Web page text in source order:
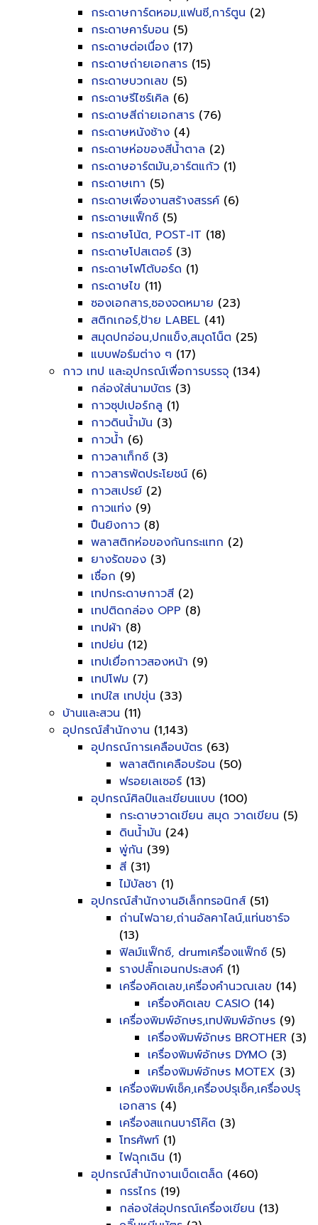
กระดาษการ์ดหอม,แฟนซี,การ์ตูน (2)
กระดาษคาร์บอน (5)
กระดาษต่อเนื่อง (17)
กระดาษถ่ายเอกสาร (15)
กระดาษบวกเลข (5)
กระดาษรีไซร์เคิล (6)
กระดาษสีถ่ายเอกสาร (76)
กระดาษหนังช้าง (4)
กระดาษห่อของสีน้ำตาล (2)
กระดาษอาร์ตมัน,อาร์ตแก้ว (1)
กระดาษเทา (5)
กระดาษเพื่องานสร้างสรรค์ (6)
กระดาษแฟ็กซ์ (5)
กระดาษโน้ต, POST-IT (18)
กระดาษโปสเตอร์ (3)
กระดาษโฟโต้บอร์ด (1)
กระดาษไข (11)
ซองเอกสาร,ซองจดหมาย (23)
สติกเกอร์,ป้าย LABEL (41)
สมุดปกอ่อน,ปกแข็ง,สมุดโน็ต (25)
แบบฟอร์มต่าง ๆ (17)
กาว เทป และอุปกรณ์เพื่อการบรรจุ (134)
กล่องใส่นามบัตร (3)
กาวซุปเปอร์กลู (1)
กาวดินน้ำมัน (3)
กาวน้ำ (6)
กาวลาเท็กซ์ (3)
กาวสารพัดประโยชน์ (6)
กาวสเปรย์ (2)
กาวแท่ง (9)
ปืนยิงกาว (8)
พลาสติกห่อของกันกระแทก (2)
ยางรัดของ (3)
เชื่อก (9)
เทปกระดาษกาวสี (2)
เทปติดกล่อง OPP (8)
เทปผ้า (8)
เทปย่น (12)
เทปเยื่อกาวสองหน้า (9)
เทปโฟม (7)
เทปใส เทปขุ่น (33)
บ้านและสวน (11)
อุปกรณ์สำนักงาน (1,143)
อุปกรณ์การเคลือบบัตร (63)
พลาสติกเคลือบร้อน (50)
ฟรอยเลเซอร์ (13)
อุปกรณ์ศิลป์และเขียนแบบ (100)
กระดาษวาดเขียน สมุด วาดเขียน (5)
ดินน้ำมัน (24)
พู่กัน (39)
สี (31)
ไม้บัลชา (1)
อุปกรณ์สำนักงานอิเล็กทรอนิกส์ (51)
ถ่านไฟฉาย,ถ่านอัลคาไลน์,แท่นชาร์จ
(13)
ฟิลม์แฟ็กซ์, drumเครื่องแฟ็กซ์ (5)
รางปลั๊กเอนกประสงค์ (1)
เครื่องคิดเลข,เครื่องคำนวณเลข (14)
เครื่องคิดเลข CASIO (14)
เครื่องพิมพ์อักษร,เทปพิมพ์อักษร (9)
เครื่องพิมพ์อักษร BROTHER (3)
เครื่องพิมพ์อักษร DYMO (3)
เครื่องพิมพ์อักษร MOTEX (3)
เครื่องพิมพ์เช็ค,เครื่องปรุเช็ค,เครื่องปรุ
เอกสาร (4)
เครื่องสแกนบาร์โค๊ต (3)
โทรศัพท์ (1)
ไฟฉุกเฉิน (1)
อุปกรณ์สำนักงานเบ็ดเตล็ด (460)
กรรไกร (19)
กล่องใส่อุปกรณ์เครื่องเขียน (13)